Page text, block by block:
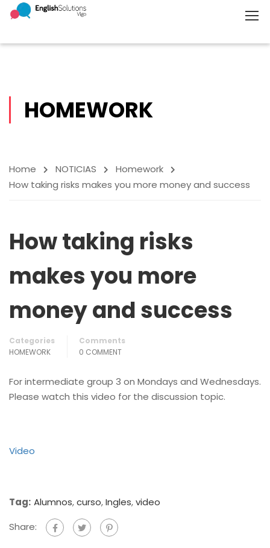
HOMEWORK
Home NOTICIAS
Homework
How taking risks makes you more money and success
How taking risks
makes you more
money and success
Categories
HOMEWORK
Comments
0 COMMENT
For intermediate group 3 on Mondays and Wednesdays.
Please watch this video for the discussion topic.
Video
Tag: Alumnos,curso,Ingles,video
Share: